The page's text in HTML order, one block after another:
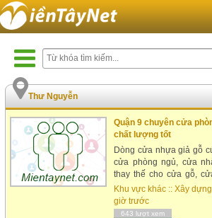
Thư Nguyễn
Quận 9 chuyên cửa
chất lượng tốt
Dòng cửa nhựa giả gỗ
cửa phòng ngủ, cửa
thay thế cho cửa gỗ,
hiện đại, cửa nhựa gỗ
suất lớn từ bột gỗ với bột
Sungyu ...
Khu vực khác ::Xây dựng
giờ trước
643 lượt xem